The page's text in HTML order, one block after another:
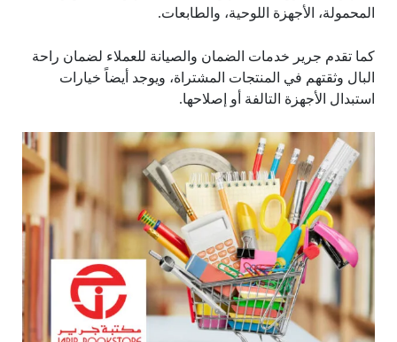
المحمولة، الأجهزة اللوحية، والطابعات.
كما تقدم جرير خدمات الضمان والصيانة للعملاء لضمان راحة
البال وثقتهم في المنتجات المشتراة، ويوجد أيضاً خيارات
استبدال الأجهزة التالفة أو إصلاحها.